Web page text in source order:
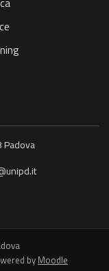
Padova
by Moodle